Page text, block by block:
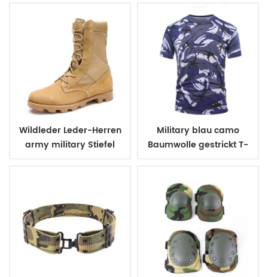
Wildleder Leder-Herren
army military Stiefel
Military blau camo
Baumwolle gestrickt T-